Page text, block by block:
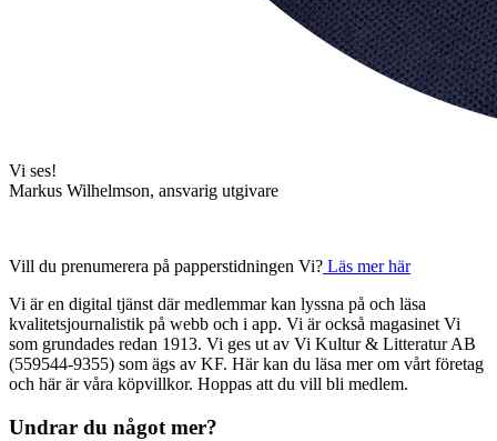
Vi ses!
Markus Wilhelmson, ansvarig utgivare
Vill du prenumerera på papperstidningen Vi? Läs mer här
Vi är en digital tjänst där medlemmar kan lyssna på och läsa
kvalitetsjournalistik på webb och i app. Vi är också magasinet Vi
som grundades redan 1913. Vi ges ut av Vi Kultur & Litteratur AB
(559544-9355) som ägs av KF. Här kan du läsa mer om vårt företag
och här är våra köpvillkor. Hoppas att du vill bli medlem.
Undrar du något mer?